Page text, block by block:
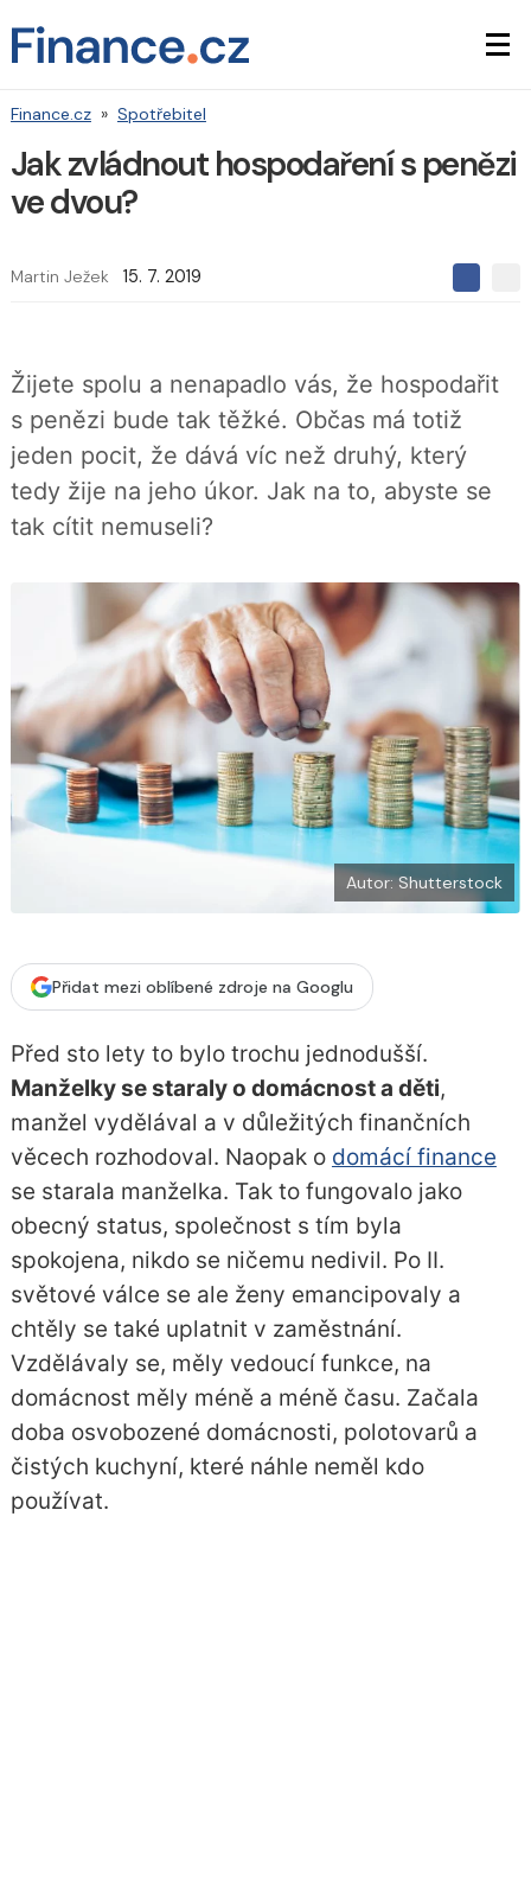
Finance.cz » Spotřebitel
Jak zvládnout hospodaření s penězi
ve dvou?
Martin Ježek 15. 7. 2019
S
l
e
t
S
j
t
a
a
c
k
u
Žijete spolu a nenapadlo vás, že hospodařit
s penězi bude tak těžké. Občas má totiž
jeden pocit, že dává víc než druhý, který
tedy žije na jeho úkor. Jak na to, abyste se
tak cítit nemuseli?
Autor: Shutterstock
Přidat mezi oblíbené zdroje na Googlu
Před sto lety to bylo trochu jednodušší.
Manželky se staraly o domácnost a děti,
manžel vydělával a v důležitých finančních
věcech rozhodoval. Naopak o domácí finance
se starala manželka. Tak to fungovalo jako
obecný status, společnost s tím byla
spokojena, nikdo se ničemu nedivil. Po II.
světové válce se ale ženy emancipovaly a
chtěly se také uplatnit v zaměstnání.
Vzdělávaly se, měly vedoucí funkce, na
domácnost měly méně a méně času. Začala
doba osvobozené domácnosti, polotovarů a
čistých kuchyní, které náhle neměl kdo
používat.